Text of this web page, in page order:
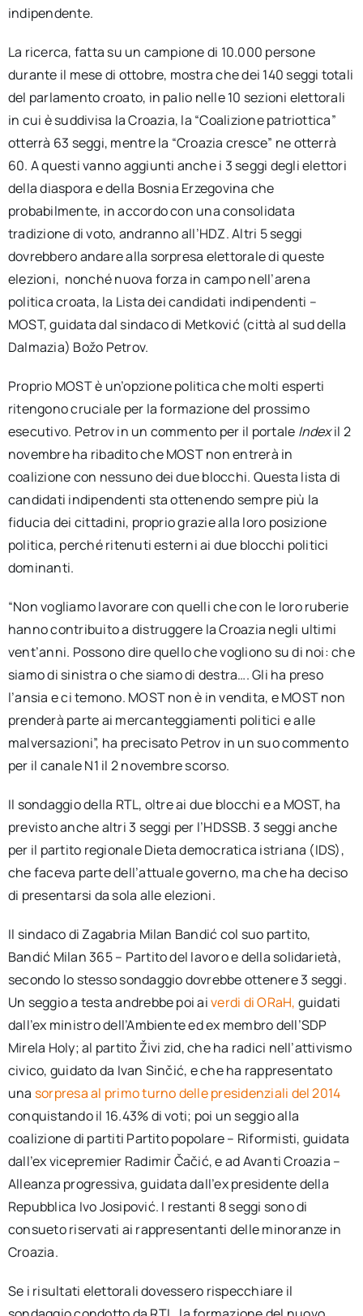
indipendente.
La ricerca, fatta su un campione di 10.000 persone
durante il mese di ottobre, mostra che dei 140 seggi totali
del parlamento croato, in palio nelle 10 sezioni elettorali
in cui è suddivisa la Croazia, la “Coalizione patriottica”
otterrà 63 seggi, mentre la “Croazia cresce” ne otterrà
60. A questi vanno aggiunti anche i 3 seggi degli elettori
della diaspora e della Bosnia Erzegovina che
probabilmente, in accordo con una consolidata
tradizione di voto, andranno all’HDZ. Altri 5 seggi
dovrebbero andare alla sorpresa elettorale di queste
elezioni, nonché nuova forza in campo nell’arena
politica croata, la Lista dei candidati indipendenti –
MOST, guidata dal sindaco di Metković (città al sud della
Dalmazia) Božo Petrov.
Proprio MOST è un’opzione politica che molti esperti
ritengono cruciale per la formazione del prossimo
esecutivo. Petrov in un commento per il portale Indexil 2
novembre ha ribadito che MOST non entrerà in
coalizione con nessuno dei due blocchi. Questa lista di
candidati indipendenti sta ottenendo sempre più la
fiducia dei cittadini, proprio grazie alla loro posizione
politica, perché ritenuti esterni ai due blocchi politici
dominanti.
“Non vogliamo lavorare con quelli che con le loro ruberie
hanno contribuito a distruggere la Croazia negli ultimi
vent’anni. Possono dire quello che vogliono su di noi: che
siamo di sinistra o che siamo di destra…. Gli ha preso
l’ansia e ci temono. MOST non è in vendita, e MOST non
prenderà parte ai mercanteggiamenti politici e alle
malversazioni”, ha precisato Petrov in un suo commento
per il canale N1 il 2 novembre scorso.
Il sondaggio della RTL, oltre ai due blocchi e a MOST, ha
previsto anche altri 3 seggi per l’HDSSB. 3 seggi anche
per il partito regionale Dieta democratica istriana (IDS),
che faceva parte dell’attuale governo, ma che ha deciso
di presentarsi da sola alle elezioni.
Il sindaco di Zagabria Milan Bandić col suo partito,
Bandić Milan 365 – Partito del lavoro e della solidarietà,
secondo lo stesso sondaggio dovrebbe ottenere 3 seggi.
Un seggio a testa andrebbe poi aiverdi di ORaH, guidati
dall’ex ministro dell’Ambiente ed ex membro dell’SDP
Mirela Holy; al partito Živi zid, che ha radici nell’attivismo
civico, guidato da Ivan Sinčić, e che ha rappresentato
una sorpresa al primo turno delle presidenziali del 2014
conquistando il 16.43% di voti; poi un seggio alla
coalizione di partiti Partito popolare – Riformisti, guidata
dall’ex vicepremier Radimir Čačić, e ad Avanti Croazia –
Alleanza progressiva, guidata dall’ex presidente della
Repubblica Ivo Josipović. I restanti 8 seggi sono di
consueto riservati ai rappresentanti delle minoranze in
Croazia.
Se i risultati elettorali dovessero rispecchiare il